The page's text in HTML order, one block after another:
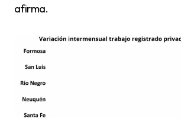
afirma.